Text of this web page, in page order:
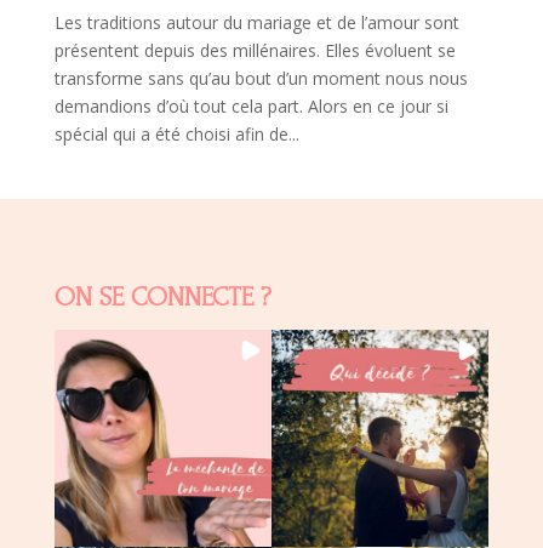
Les traditions autour du mariage et de l’amour sont
présentent depuis des millénaires. Elles évoluent se
transforme sans qu’au bout d’un moment nous nous
demandions d’où tout cela part. Alors en ce jour si
spécial qui a été choisi afin de...
ON SE CONNECTE ?